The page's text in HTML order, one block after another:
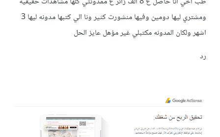
ومشتري ليها دومين وفيها منشورت كثير ونا الي كتبها مدونه ليها 3
اشهر ولكان المدونه مكتبلي غير مؤهل عايز الحل
رد